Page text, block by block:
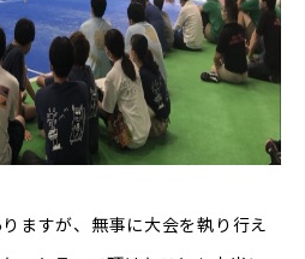
ますが、無事に大会を執り行え